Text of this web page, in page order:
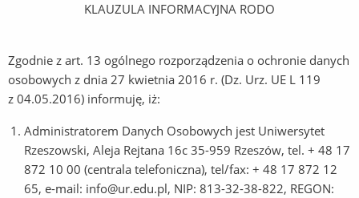
KLAUZULA INFORMACYJNA RODO
Zgodnie z art. 13 ogólnego rozporządzenia o ochronie danych
osobowych z dnia 27 kwietnia 2016 r. (Dz. Urz. UE L 119
z 04.05.2016) informuję, iż:
Administratorem Danych Osobowych jest Uniwersytet
Rzeszowski, Aleja Rejtana 16c 35-959 Rzeszów, tel. + 48 17
872 10 00 (centrala telefoniczna), tel/fax: + 48 17 872 12
65, e-mail: info@ur.edu.pl, NIP: 813-32-38-822, REGON: